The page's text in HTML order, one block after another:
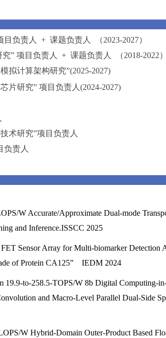
目负责人
+ 课题负责人 （2023-2027）
” 项目负责人
+ 课题负责人 （2018-2022）
拟计算架构研究”(2025-2027)
芯片研究” 项目负责人(2024-2027)
术研究”项目负责人
负责人
W Accurate/Approximate Dual-mode
and Inference.ISSCC 2025
Sensor Array for Multi-biomarker Detection
of Protein CA125” IEDM 2024
19.9-to-258.5-TOPS/W 8b Digital Computing-
and Macro-Level Parallel Dual-Side
W Hybrid-Domain Outer-Product Based